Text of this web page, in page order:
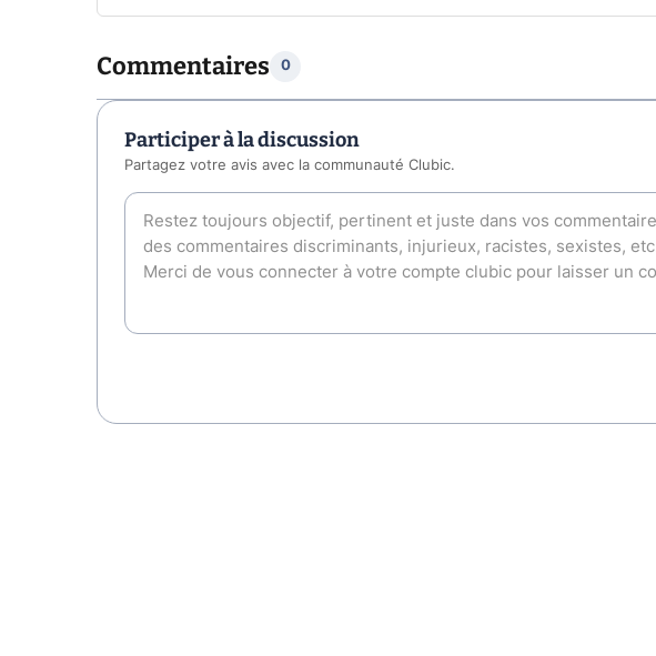
Commentaires 0
Participer à la discussion
Partagez votre avis avec la communauté Clubic.